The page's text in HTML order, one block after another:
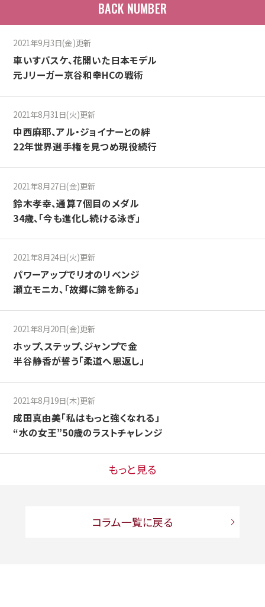
BACK NUMBER
2021年9月3日(金)更新
車いすバスケ、花開いた日本モデル
元Jリーガー京谷和幸HCの戦術
2021年8月31日(火)更新
中西麻耶、アル・ジョイナーとの絆
22年世界選手権を見つめ現役続行
2021年8月27日(金)更新
鈴木孝幸、通算７個目のメダル
34歳、「今も進化し続ける泳ぎ」
2021年8月24日(火)更新
パワーアップでリオのリベンジ
瀬立モニカ、「故郷に錦を飾る」
2021年8月20日(金)更新
ホップ、ステップ、ジャンプで金
半谷静香が誓う「柔道へ恩返し」
2021年8月19日(木)更新
成田真由美「私はもっと強くなれる」
“水の女王”50歳のラストチャレンジ
もっと見る
コラム一覧に戻る